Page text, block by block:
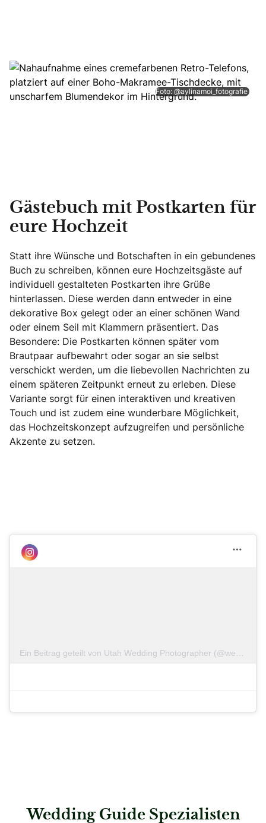
Foto: @aylinamoi_fotografie
Gästebuch mit Postkarten für
eure Hochzeit
Statt ihre Wünsche und Botschaften in ein gebundenes
Buch zu schreiben, können eure Hochzeitsgäste auf
individuell gestalteten Postkarten ihre Grüße
hinterlassen. Diese werden dann entweder in eine
dekorative Box gelegt oder an einer schönen Wand
oder einem Seil mit Klammern präsentiert. Das
Besondere: Die Postkarten können später vom
Brautpaar aufbewahrt oder sogar an sie selbst
verschickt werden, um die liebevollen Nachrichten zu
einem späteren Zeitpunkt erneut zu erleben. Diese
Variante sorgt für einen interaktiven und kreativen
Touch und ist zudem eine wunderbare Möglichkeit,
das Hochzeitskonzept aufzugreifen und persönliche
Akzente zu setzen.
Wedding Guide Spezialisten